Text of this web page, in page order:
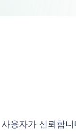
용자가 신뢰합니